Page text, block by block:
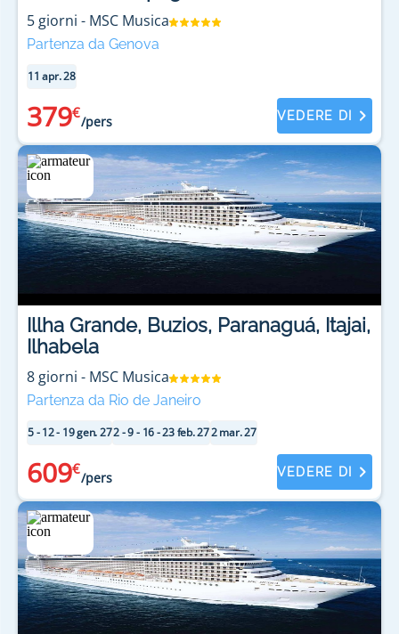
le rotte più affascinanti dell’Asia.
5 giorni - MSC Musica
Partenza da Genova
11 apr. 28
379€
/pers VEDERE DI
Illha Grande, Buzios, Paranaguá, Itajai,
Ilhabela
8 giorni - MSC Musica
Partenza da Rio de Janeiro
5 - 12 - 19 gen. 272 - 9 - 16 - 23 feb. 272 mar. 27
609€
/pers VEDERE DI